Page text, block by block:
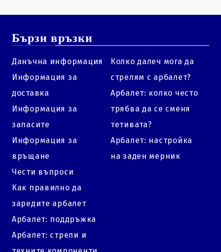
Бързи връзки
Данъчна информация
Информация за
доставка
Информация за
запасите
Информация за
връщане
Чести въпроси
Как правилно да
заредите арбалет
Арбалет: поддръжка
Арбалет: стрели и
Колко далеч мога да
стрелям с арбалет?
Арбалет: колко често
трябва да се сменя
тетивата?
Арбалет: настройка
на заден мерник